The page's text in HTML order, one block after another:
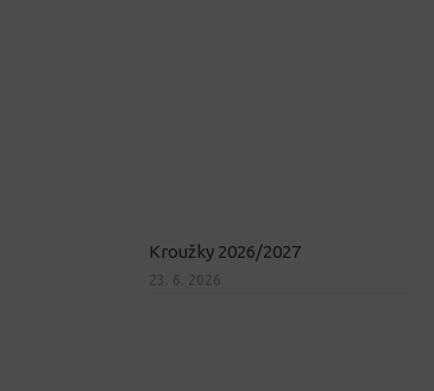
Kroužky 2026/2027
23. 6. 2026